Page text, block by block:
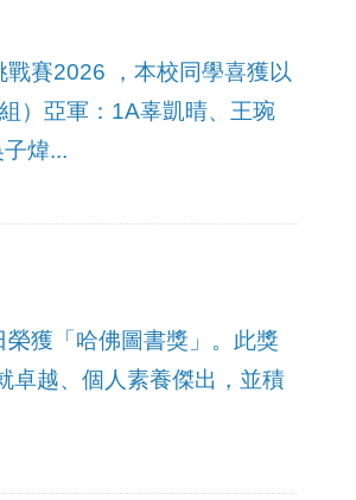
賽2026 ，本校同學喜獲以
）亞軍：1A辜凱晴、王琬
煒...
獲「哈佛圖書獎」。此獎
卓越、個人素養傑出，並積